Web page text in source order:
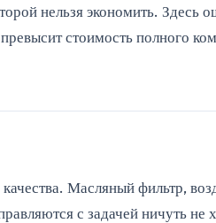
нельзя экономить. Здесь
стоимость полного
Масляный фильтр,
с задачей ничуть не